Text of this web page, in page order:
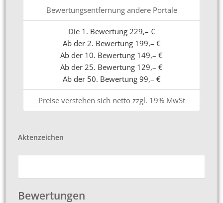
Bewertungsentfernung andere Portale
Die 1. Bewertung 229,– €
Ab der 2. Bewertung 199,– €
Ab der 10. Bewertung 149,– €
Ab der 25. Bewertung 129,– €
Ab der 50. Bewertung 99,– €
Preise verstehen sich netto zzgl. 19% MwSt
Aktenzeichen
Bewertungen